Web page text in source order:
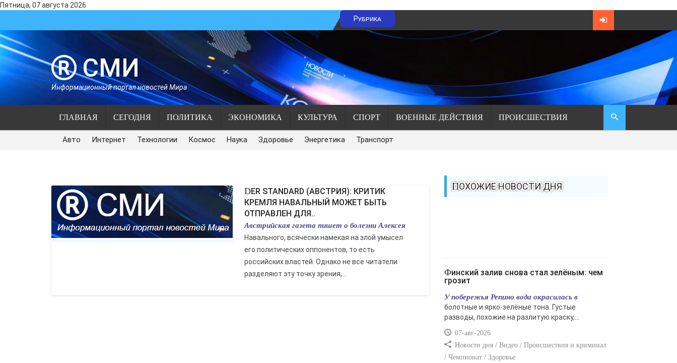
Пятница, 07 августа 2026
Рубрика
СМИ
Информационный портал новостей Мира
ГЛАВНАЯ СЕГОДНЯ ПОЛИТИКА ЭКОНОМИКА КУЛЬТУРА СПОРТ ВОЕННЫЕ ДЕЙСТВИЯ ПРОИСШЕСТВИЯ
Авто Интернет Технологии Космос Наука Здоровье Энергетика Транспорт
DER STANDARD (АВСТРИЯ): КРИТИК
КРЕМЛЯ НАВАЛЬНЫЙ МОЖЕТ БЫТЬ
ОТПРАВЛЕН ДЛЯ..
Австрийская газета пишет о болезни Алексея
Навального, всячески намекая на злой умысел
его политических оппонентов, то есть
российских властей. Однако не все читатели
разделяют эту точку зрения,...
ПОХОЖИЕ НОВОСТИ ДНЯ
Финский залив снова стал зелёным: чем
грозит
У побережья Репино вода окрасилась в
болотные и ярко-зелёные тона. Густые
разводы, похожие на разлитую краску,...
07-авг-2026
Новости дня / Видео / Происшествия и криминал
/ Чемпионат / Здоровье